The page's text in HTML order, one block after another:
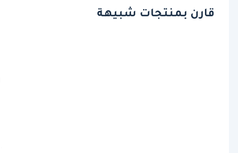
قارن بمنتجات شبيهة